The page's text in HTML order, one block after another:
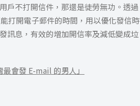
戶不打開信件，那還是徒勞無功。透過
打開電子郵件的時間，用以優化發信時
訊息，有效的增加開信率及減低變成垃
會發 E-mail 的男人」